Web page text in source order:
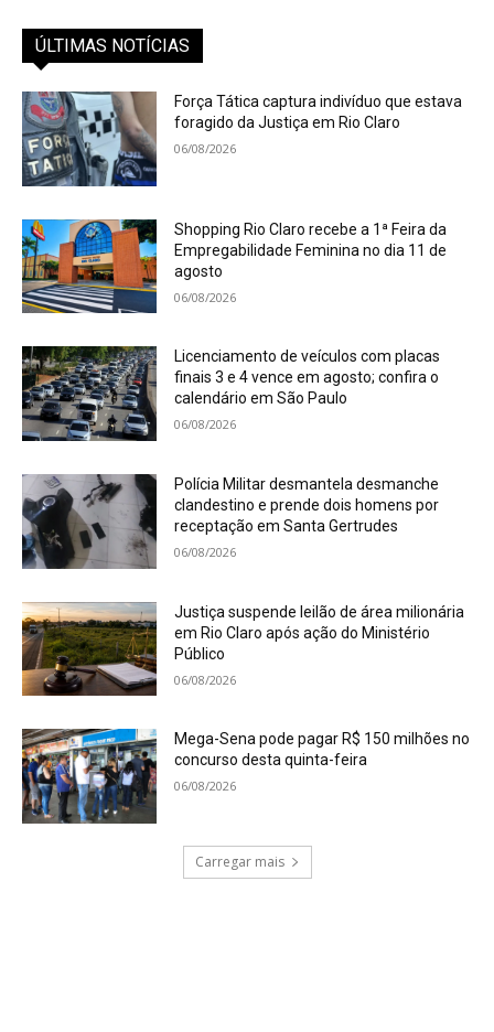
ÚLTIMAS NOTÍCIAS
Força Tática captura indivíduo que estava
foragido da Justiça em Rio Claro
06/08/2026
Shopping Rio Claro recebe a 1ª Feira da
Empregabilidade Feminina no dia 11 de
agosto
06/08/2026
Licenciamento de veículos com placas
finais 3 e 4 vence em agosto; confira o
calendário em São Paulo
06/08/2026
Polícia Militar desmantela desmanche
clandestino e prende dois homens por
receptação em Santa Gertrudes
06/08/2026
Justiça suspende leilão de área milionária
em Rio Claro após ação do Ministério
Público
06/08/2026
Mega-Sena pode pagar R$ 150 milhões no
concurso desta quinta-feira
06/08/2026
Carregar mais